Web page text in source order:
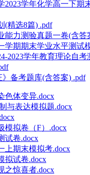
2023学年化学高一下期
(精选8篇) .pdf
能力测验真题一卷(含答
学期期末学业水平测试
2023学年教育理论自
备考题库(含答案) .pdf
色体变异.docx
与表达模拟题.docx
模拟卷（F）.docx
试卷.docx
上期末模拟考.docx
拟试卷.docx
之惊喜者.docx